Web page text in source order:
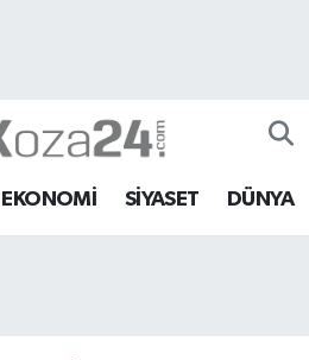
EKONOMİ SİYASET DÜNYA